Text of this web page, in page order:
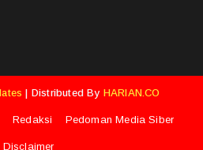
| Distributed By HARIAN.CO
Redaksi Pedoman Media Siber
Disclaimer